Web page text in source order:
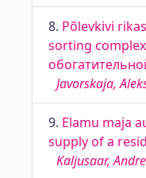
8. Põlevkivi
sorting
Javorskaja,
9. Elamu maja
supply of a
Kaljusaar,